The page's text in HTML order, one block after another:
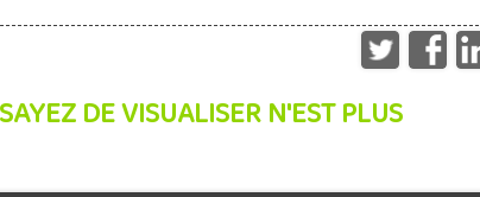
DE VISUALISER N'EST PLUS